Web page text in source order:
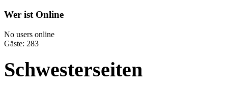
Wer ist Online
No users online
Gäste: 283
Schwesterseiten